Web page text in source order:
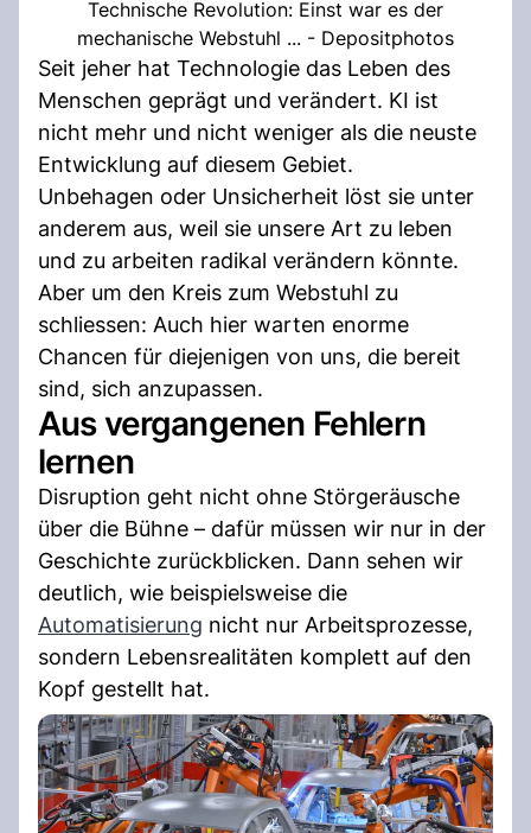
Technische Revolution: Einst war es der
mechanische Webstuhl ... - Depositphotos
Seit jeher hat Technologie das Leben des
Menschen geprägt und verändert. KI ist
nicht mehr und nicht weniger als die neuste
Entwicklung auf diesem Gebiet.
Unbehagen oder Unsicherheit löst sie unter
anderem aus, weil sie unsere Art zu leben
und zu arbeiten radikal verändern könnte.
Aber um den Kreis zum Webstuhl zu
schliessen: Auch hier warten enorme
Chancen für diejenigen von uns, die bereit
sind, sich anzupassen.
Aus vergangenen Fehlern
lernen
Disruption geht nicht ohne Störgeräusche
über die Bühne – dafür müssen wir nur in der
Geschichte zurückblicken. Dann sehen wir
deutlich, wie beispielsweise die
Automatisierung nicht nur Arbeitsprozesse,
sondern Lebensrealitäten komplett auf den
Kopf gestellt hat.